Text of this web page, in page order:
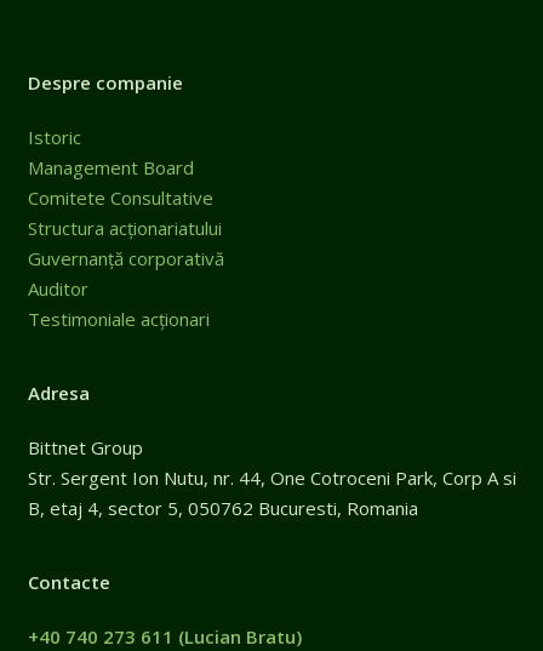
Despre companie
Istoric
Management Board
Comitete Consultative
Structura acționariatului
Guvernanță corporativă
Auditor
Testimoniale acționari
Adresa
Bittnet Group
Str. Sergent Ion Nutu, nr. 44, One Cotroceni Park, Corp A si
B, etaj 4, sector 5, 050762 Bucuresti, Romania
Contacte
+40 740 273 611 (Lucian Bratu)